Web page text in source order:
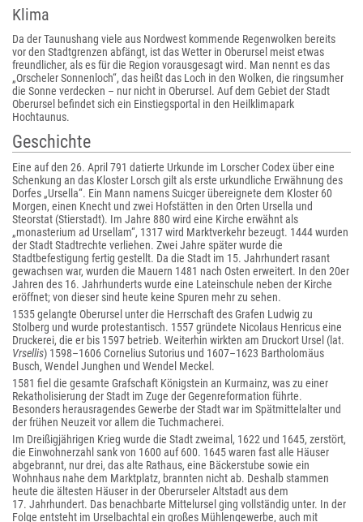
Klima
Da der Taunushang viele aus Nordwest kommende Regenwolken bereits
vor den Stadtgrenzen abfängt, ist das Wetter in Oberursel meist etwas
freundlicher, als es für die Region vorausgesagt wird. Man nennt es das
„Orscheler Sonnenloch“, das heißt das Loch in den Wolken, die ringsumher
die Sonne verdecken – nur nicht in Oberursel. Auf dem Gebiet der Stadt
Oberursel befindet sich ein Einstiegsportal in den Heilklimapark
Hochtaunus.
Geschichte
Eine auf den 26. April 791 datierte Urkunde im Lorscher Codex über eine
Schenkung an das Kloster Lorsch gilt als erste urkundliche Erwähnung des
Dorfes „Ursella“. Ein Mann namens Suicger übereignete dem Kloster 60
Morgen, einen Knecht und zwei Hofstätten in den Orten Ursella und
Steorstat (Stierstadt). Im Jahre 880 wird eine Kirche erwähnt als
„monasterium ad Ursellam“, 1317 wird Marktverkehr bezeugt. 1444 wurden
der Stadt Stadtrechte verliehen. Zwei Jahre später wurde die
Stadtbefestigung fertig gestellt. Da die Stadt im 15. Jahrhundert rasant
gewachsen war, wurden die Mauern 1481 nach Osten erweitert. In den 20er
Jahren des 16. Jahrhunderts wurde eine Lateinschule neben der Kirche
eröffnet; von dieser sind heute keine Spuren mehr zu sehen.
1535 gelangte Oberursel unter die Herrschaft des Grafen Ludwig zu
Stolberg und wurde protestantisch. 1557 gründete Nicolaus Henricus eine
Druckerei, die er bis 1597 betrieb. Weiterhin wirkten am Druckort Ursel (lat.
Vrsellis) 1598–1606 Cornelius Sutorius und 1607–1623 Bartholomäus
Busch, Wendel Junghen und Wendel Meckel.
1581 fiel die gesamte Grafschaft Königstein an Kurmainz, was zu einer
Rekatholisierung der Stadt im Zuge der Gegenreformation führte.
Besonders herausragendes Gewerbe der Stadt war im Spätmittelalter und
der frühen Neuzeit vor allem die Tuchmacherei.
Im Dreißigjährigen Krieg wurde die Stadt zweimal, 1622 und 1645, zerstört,
die Einwohnerzahl sank von 1600 auf 600. 1645 waren fast alle Häuser
abgebrannt, nur drei, das alte Rathaus, eine Bäckerstube sowie ein
Wohnhaus nahe dem Marktplatz, brannten nicht ab. Deshalb stammen
heute die ältesten Häuser in der Oberurseler Altstadt aus dem
17. Jahrhundert. Das benachbarte Mittelursel ging vollständig unter. In der
Folge entsteht im Urselbachtal ein großes Mühlengewerbe, auch mit